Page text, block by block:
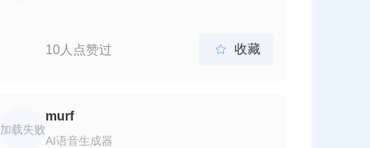
10人点赞过  收藏
加载失败
murf
AI语音生成器